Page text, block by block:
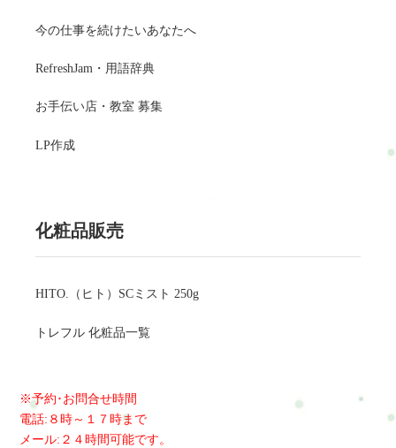
今の仕事を続けたいあなたへ
RefreshJam・用語辞典
お手伝い店・教室 募集
LP作成
化粧品販売
HITO.（ヒト）SCミスト 250g
トレフル 化粧品一覧
※予約･お問合せ時間
電話:８時～１７時まで
メール:２４時間可能です。